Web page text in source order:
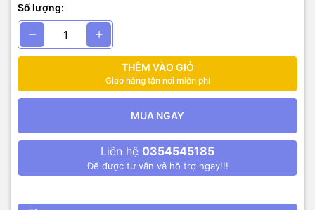
Số lượng:
THÊM VÀO GIỎ
Giao hàng tận nơi miễn phí
MUA NGAY
Liên hệ 0354545185
Để được tư vấn và hỗ trợ ngay!!!